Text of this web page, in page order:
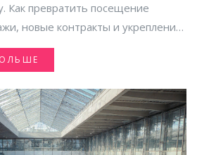
Как превратить посещение
новые контракты и укрепление